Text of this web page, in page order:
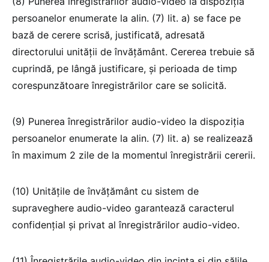
persoanelor enumerate la alin. (7) lit. a) se face pe
bază de cerere scrisă, justificată, adresată
directorului unității de învățământ. Cererea trebuie să
cuprindă, pe lângă justificare, și perioada de timp
corespunzătoare înregistrărilor care se solicită.
(9) Punerea înregistrărilor audio-video la dispoziția
persoanelor enumerate la alin. (7) lit. a) se realizează
în maximum 2 zile de la momentul înregistrării cererii.
(10) Unitățile de învățământ cu sistem de
supraveghere audio-video garantează caracterul
confidențial și privat al înregistrărilor audio-video.